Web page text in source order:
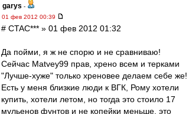
garys -
01 фев 2012 00:39
# CTAC*** » 01 фев 2012 01:32
Да пойми, я ж не спорю и не сравниваю!
Сейчас Matvey99 прав, хрено всем и терками
"Лучше-хуже" только хреновее делаем себе же!
Есть у меня близкие люди к ВГК, Рому хотели
купить, хотели летом, но тогда это стоило 17
мульенов фунтов и не копейки меньше, это